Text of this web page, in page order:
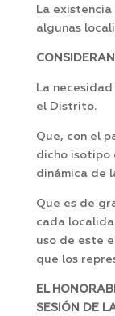
La
algunas
La
el Distrito.
Que, con el
dicho isotipo
dinámica de
Que es de
cada
uso de este
que los
EL
SESIÓN DE